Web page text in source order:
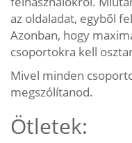
az oldaladat, egyből
Azonban, hogy
csoportokra kell
Mivel minden
megszólítanod.
Ötletek: